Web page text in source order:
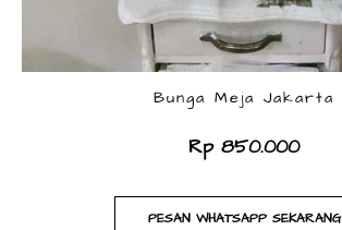
Bunga Meja Jakarta
Rp 850.000
PESAN WHATSAPP SEKARANG